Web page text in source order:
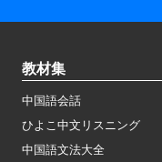
教材集
中国語会話
ひよこ中文リスニング
中国語文法大全